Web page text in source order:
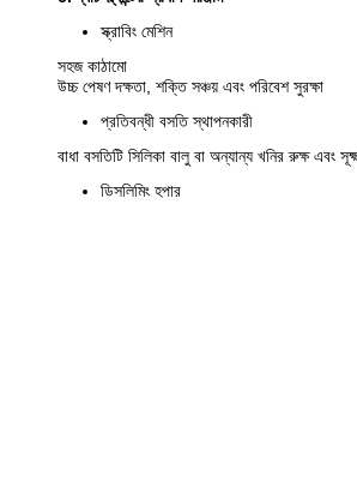
স্ক্রাবিং মেশিন
সহজ কাঠামো
উচ্চ পেষণ দক্ষতা, শক্তি সঞ্চয় এবং পরিবেশ সুরক্ষা
প্রতিবন্ধী বসতি স্থাপনকারী
বাধা বসতিটি সিলিকা বালু বা অন্যান্য খনির রুক্ষ এবং
ডিসলিমিং হপার